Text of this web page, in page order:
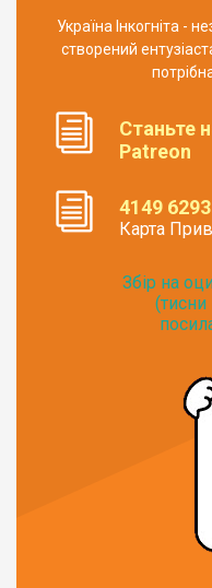
Україна Інкогніта -
створений
Станьте
Patreon
4149
Карта
Збір на
(тисни